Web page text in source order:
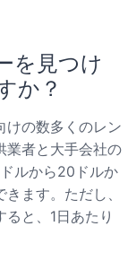
を見つけ
か？
けの数多くのレン
業者と大手会社の
ルから20ドルか
ます。ただし、
と、1日あたり